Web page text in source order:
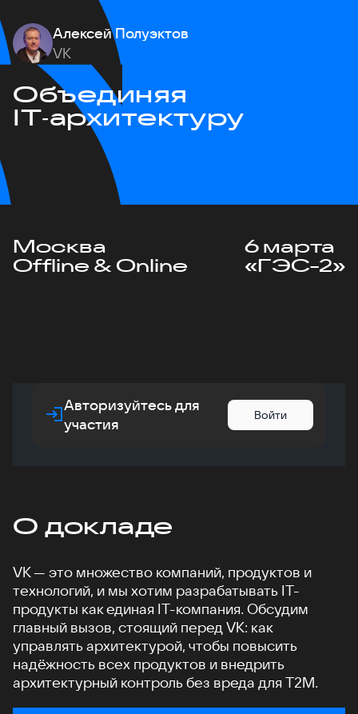
Алексей Полуэктов
VK
Объединяя
IT‑архитектуру
Москва
Offline & Online
6 марта
«ГЭС-2»
Авторизуйтесь для
участия
Войти
О докладе
VK — это множество компаний, продуктов и
технологий, и мы хотим разрабатывать IT-
продукты как единая IT-компания. Обсудим
главный вызов, стоящий перед VK: как
управлять архитектурой, чтобы повысить
надёжность всех продуктов и внедрить
архитектурный контроль без вреда для T2M.